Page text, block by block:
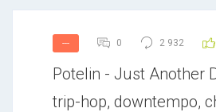
--- 0 2 932
Potelin - Just Another
trip-hop, downtempo,